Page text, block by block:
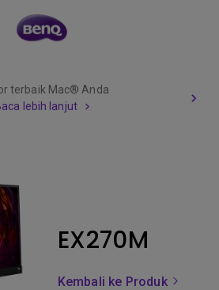
terbaik Mac® Anda
lebih lanjut
EX270M
Kembali ke Produk